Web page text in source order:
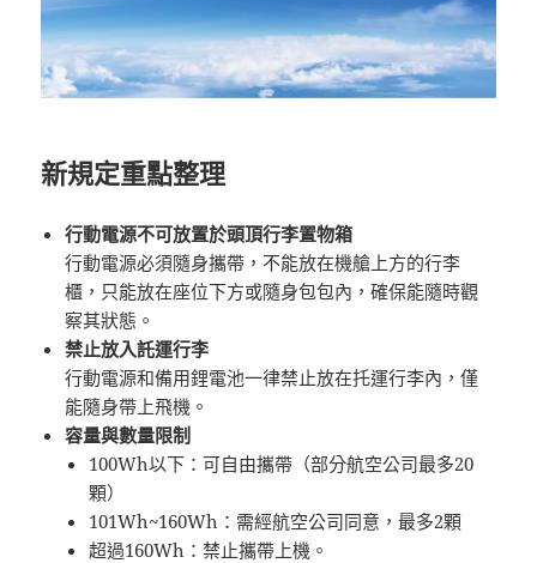
新規定重點整理
行動電源不可放置於頭頂行李置物箱
行動電源必須隨身攜帶，不能放在機艙上方的行李
櫃，只能放在座位下方或隨身包包內，確保能隨時觀
察其狀態。
禁止放入託運行李
行動電源和備用鋰電池一律禁止放在托運行李內，僅
能隨身帶上飛機。
容量與數量限制
100Wh以下：可自由攜帶（部分航空公司最多20
顆）
101Wh~160Wh：需經航空公司同意，最多2顆
超過160Wh：禁止攜帶上機。